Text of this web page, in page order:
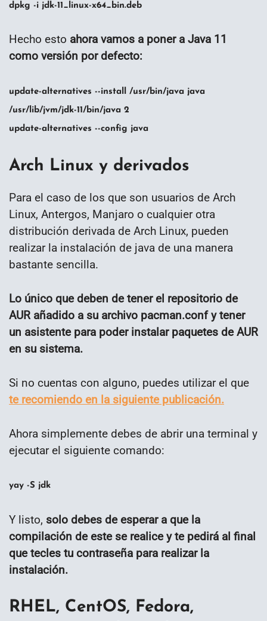
dpkg -i jdk-11_linux-x64_bin.deb
Hecho esto ahora vamos a poner a Java 11
como versión por defecto:
update-alternatives --install /usr/bin/java java
/usr/lib/jvm/jdk-11/bin/java 2
update-alternatives --config java
Arch Linux y derivados
Para el caso de los que son usuarios de Arch
Linux, Antergos, Manjaro o cualquier otra
distribución derivada de Arch Linux, pueden
realizar la instalación de java de una manera
bastante sencilla.
Lo único que deben de tener el repositorio de
AUR añadido a su archivo pacman.conf y tener
un asistente para poder instalar paquetes de AUR
en su sistema.
Si no cuentas con alguno, puedes utilizar el que
te recomiendo en la siguiente publicación.
Ahora simplemente debes de abrir una terminal y
ejecutar el siguiente comando:
yay -S jdk
Y listo, solo debes de esperar a que la
compilación de este se realice y te pedirá al final
que tecles tu contraseña para realizar la
instalación.
RHEL, CentOS, Fedora,